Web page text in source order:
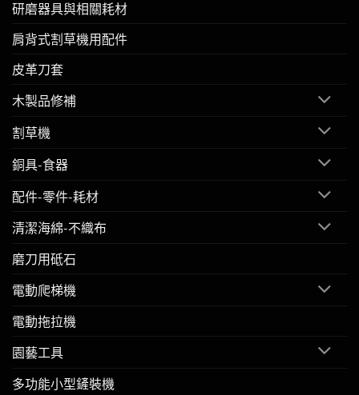
研磨器具與相關耗材
肩背式割草機用配件
皮革刀套
木製品修補
割草機
銅具-食器
配件-零件-耗材
清潔海綿-不織布
磨刀用砥石
電動爬梯機
電動拖拉機
園藝工具
多功能小型鏟裝機